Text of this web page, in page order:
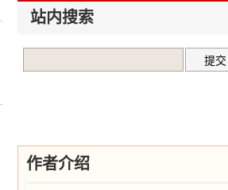
站内搜索
作者介绍